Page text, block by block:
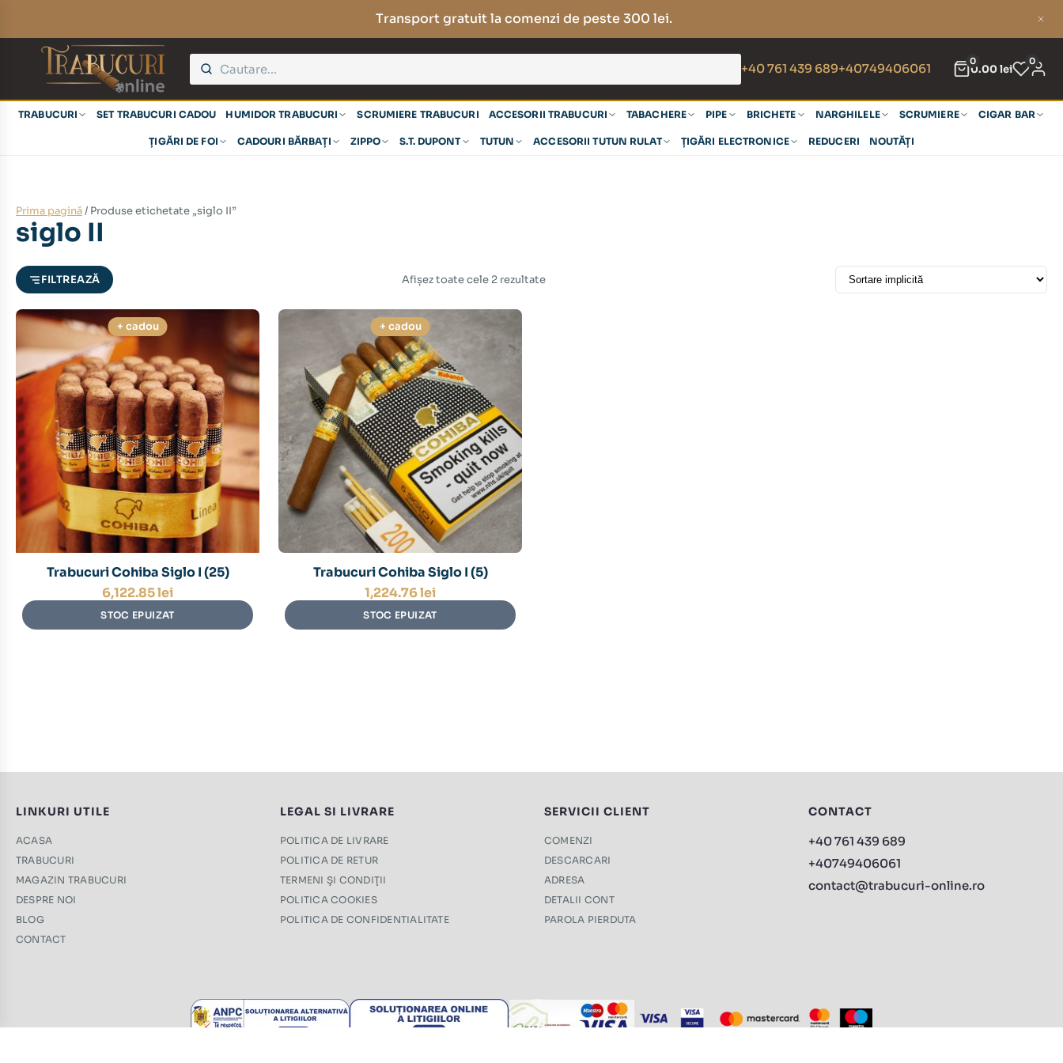
Transport gratuit la comenzi de peste 300 lei.
+40 761 439 689+40749406061 0
0.00lei
0
TRABUCURI SET TRABUCURI CADOU HUMIDOR TRABUCURI SCRUMIERE TRABUCURI ACCESORII TRABUCURI TABACHERE PIPE BRICHETE NARGHILELE SCRUMIERE CIGAR BAR
ȚIGĂRI DE FOI CADOURI BĂRBAȚI ZIPPO S.T. DUPONT TUTUN ACCESORII TUTUN RULAT ȚIGĂRI ELECTRONICE REDUCERI NOUTĂȚI
Prima pagină/ Produse etichetate „siglo II”
siglo II
FILTREAZĂ Afișez toate cele 2 rezultate
+ cadou
Trabucuri Cohiba Siglo I (25)
6,122.85lei
STOC EPUIZAT
+ cadou
Trabucuri Cohiba Siglo I (5)
1,224.76lei
STOC EPUIZAT
LINKURI UTILE
ACASA
TRABUCURI
MAGAZIN TRABUCURI
DESPRE NOI
BLOG
CONTACT
LEGAL SI LIVRARE
POLITICA DE LIVRARE
POLITICA DE RETUR
TERMENI ŞI CONDIŢII
POLITICA COOKIES
POLITICA DE CONFIDENTIALITATE
SERVICII CLIENT
COMENZI
DESCARCARI
ADRESA
DETALII CONT
PAROLA PIERDUTA
CONTACT
+40 761 439 689
+40749406061
contact@trabucuri-online.ro